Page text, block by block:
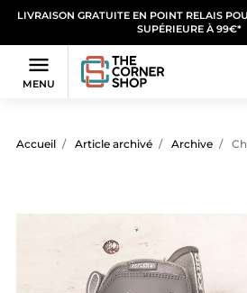
LIVRAISON GRATUITE EN POINT RELAIS
SUPÉRIEURE À 99€*

MENU
Accueil Article archivé Archive